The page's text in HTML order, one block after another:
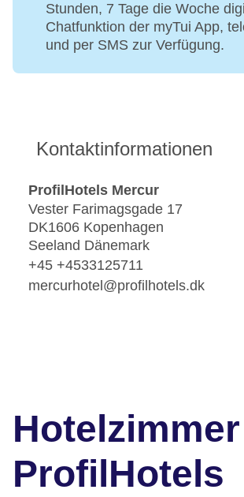
Stunden, 7 Tage die Woche
Chatfunktion der myTui App,
und per SMS zur Verfügung.
Kontaktinformationen
ProfilHotels Mercur
Vester Farimagsgade 17
DK1606 Kopenhagen
Seeland Dänemark
+45 +4533125711
mercurhotel@profilhotels.dk
Hotelzimmer
ProfilHotels